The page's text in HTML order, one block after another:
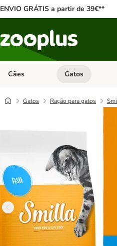
ENVIO GRÁTIS a partir de 39€**
Cães Abrir menu de
Gatos
Gatos Ração para gatos